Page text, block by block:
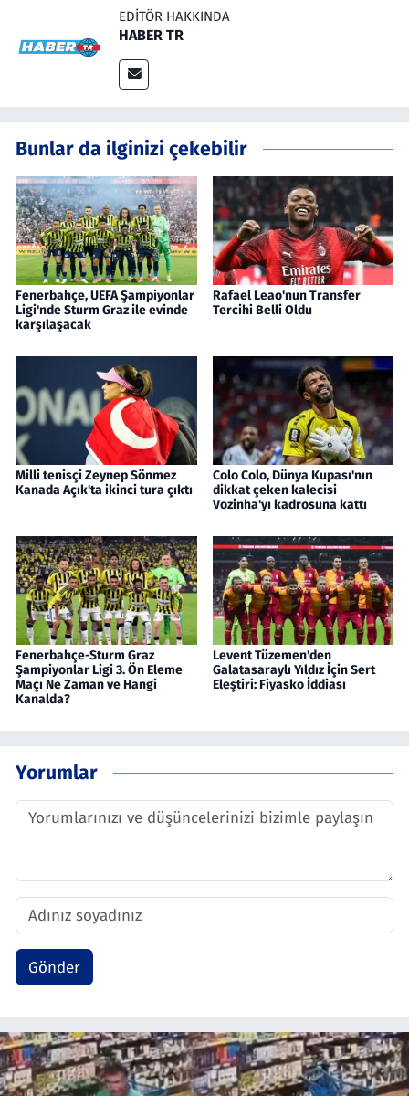
EDITÖR HAKKINDA
HABER TR
Bunlar da ilginizi çekebilir
Fenerbahçe, UEFA Şampiyonlar
Ligi'nde Sturm Graz ile evinde
karşılaşacak
Rafael Leao'nun Transfer
Tercihi Belli Oldu
Milli tenisçi Zeynep Sönmez
Kanada Açık'ta ikinci tura çıktı
Colo Colo, Dünya Kupası'nın
dikkat çeken kalecisi
Vozinha'yı kadrosuna kattı
Fenerbahçe-Sturm Graz
Şampiyonlar Ligi 3. Ön Eleme
Maçı Ne Zaman ve Hangi
Kanalda?
Levent Tüzemen'den
Galatasaraylı Yıldız İçin Sert
Eleştiri: Fiyasko İddiası
Yorumlar
Gönder